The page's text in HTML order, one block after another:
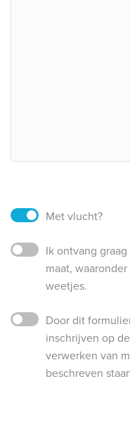
Met vlucht?
Ik ontvang
maat,
weetjes.
Door dit
inschrijven op
verwerken van
beschreven